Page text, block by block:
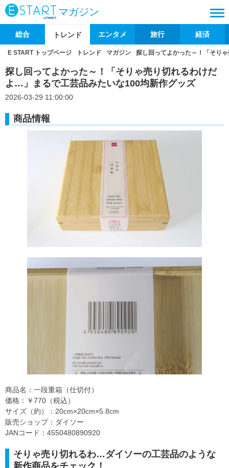
マガジン
総合 トレンド エンタメ 旅行 経済
E START トップページ トレンド マガジン 探し回ってよかった～！「そり
探し回ってよかった～！「そりゃ売り切れるわけだ
よ…」まるで工芸品みたいな100均新作グッズ
2026-03-29 11:00:00
商品情報
商品名：一段重箱（仕切付）
価格：￥770（税込）
サイズ（約）：20cm×20cm×5.8cm
販売ショップ：ダイソー
JANコード：4550480890920
そりゃ売り切れるわ…ダイソーの工芸品のような
新作商品をチェック！